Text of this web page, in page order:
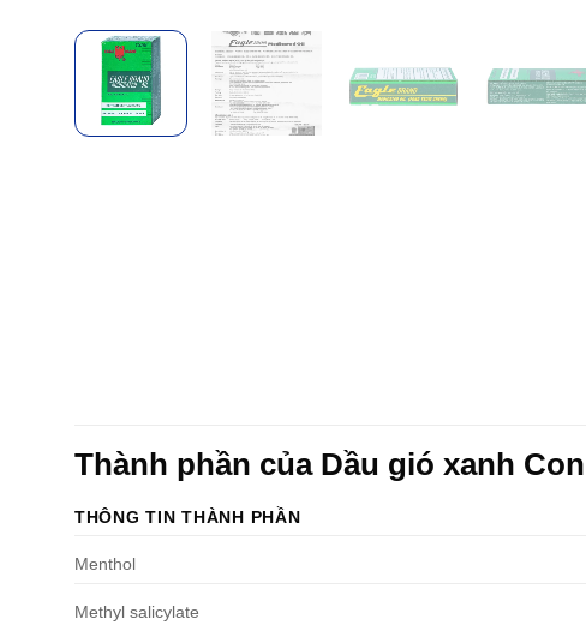
Thành phần của Dầu gió xanh
THÔNG TIN THÀNH PHẦN
Menthol
Methyl salicylate